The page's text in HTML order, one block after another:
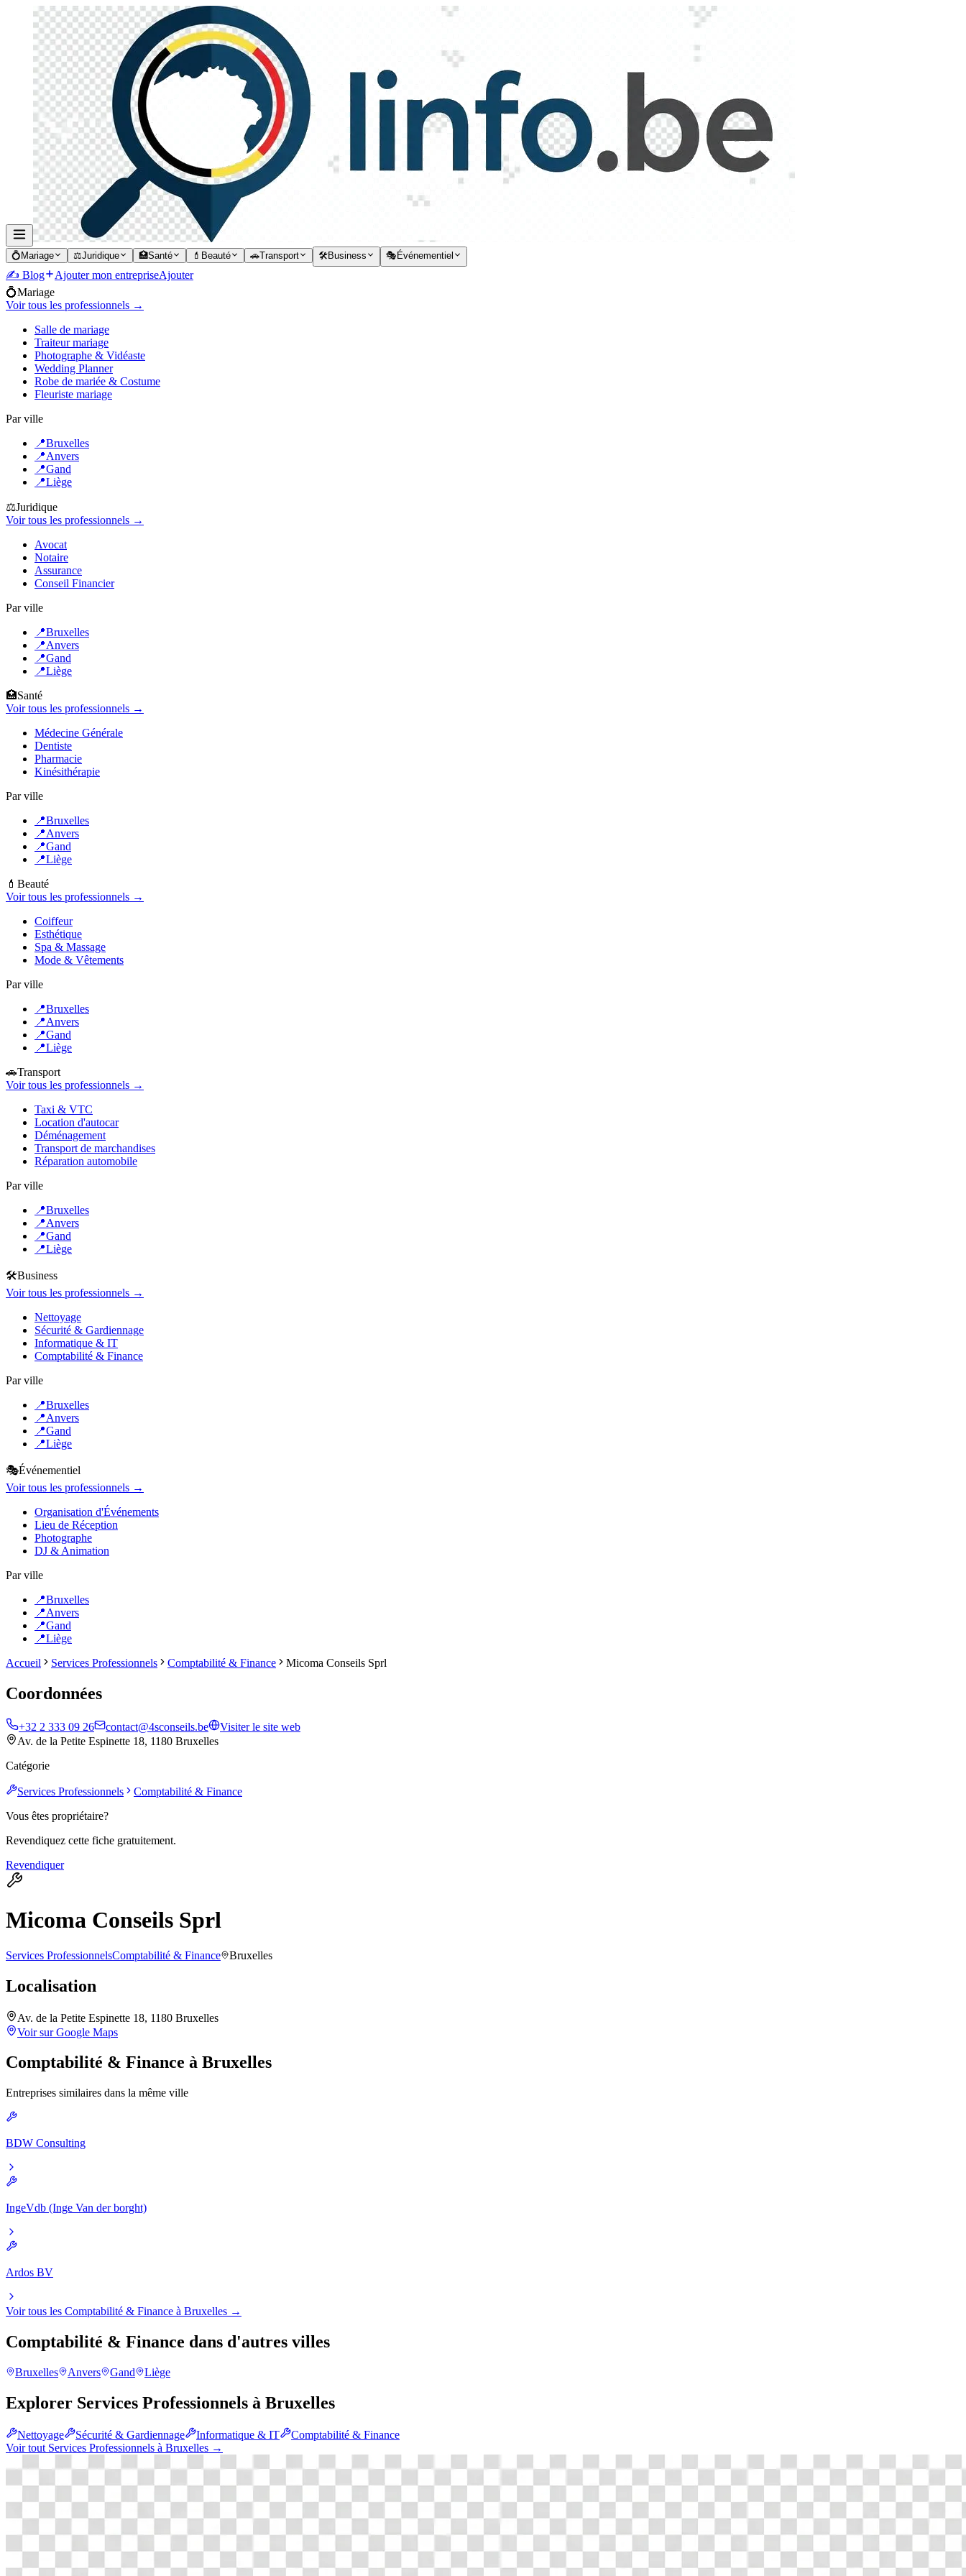
💍 Mariage ⚖️Juridique 🏥Santé 💄 Beauté 🚗Transport 🛠️Business 🎭 Événementiel
✍️ Blog Ajouter mon entrepriseAjouter
💍Mariage
Voir tous les professionnels →
Salle de mariage
Traiteur mariage
Photographe & Vidéaste
Wedding Planner
Robe de mariée & Costume
Fleuriste mariage
Par ville
📍Bruxelles
📍Anvers
📍Gand
📍Liège
⚖️Juridique
Voir tous les professionnels →
Avocat
Notaire
Assurance
Conseil Financier
Par ville
📍Bruxelles
📍Anvers
📍Gand
📍Liège
🏥Santé
Voir tous les professionnels →
Médecine Générale
Dentiste
Pharmacie
Kinésithérapie
Par ville
📍Bruxelles
📍Anvers
📍Gand
📍Liège
💄 Beauté
Voir tous les professionnels →
Coiffeur
Esthétique
Spa & Massage
Mode & Vêtements
Par ville
📍Bruxelles
📍Anvers
📍Gand
📍Liège
🚗Transport
Voir tous les professionnels →
Taxi & VTC
Location d'autocar
Déménagement
Transport de marchandises
Réparation automobile
Par ville
📍Bruxelles
📍Anvers
📍Gand
📍Liège
🛠️Business
Voir tous les professionnels →
Nettoyage
Sécurité & Gardiennage
Informatique & IT
Comptabilité & Finance
Par ville
📍Bruxelles
📍Anvers
📍Gand
📍Liège
🎭Événementiel
Voir tous les professionnels →
Organisation d'Événements
Lieu de Réception
Photographe
DJ & Animation
Par ville
📍Bruxelles
📍Anvers
📍Gand
📍Liège
Accueil
Services Professionnels Comptabilité & Finance Micoma Conseils Sprl
Coordonnées
+32 2 333 09 26 contact@4sconseils.be
Visiter le site web
Av. de la Petite Espinette 18, 1180 Bruxelles
Catégorie
Services Professionnels
Comptabilité & Finance
Vous êtes propriétaire?
Revendiquez cette fiche gratuitement.
Revendiquer
Micoma Conseils Sprl
Services ProfessionnelsComptabilité & Finance Bruxelles
Localisation
Av. de la Petite Espinette 18, 1180 Bruxelles
Voir sur Google Maps
Comptabilité & Finance à Bruxelles
Entreprises similaires dans la même ville
BDW Consulting
IngeVdb (Inge Van der borght)
Ardos BV
Voir tous les Comptabilité & Finance à Bruxelles →
Comptabilité & Finance dans d'autres villes
Bruxelles Anvers Gand Liège
Explorer Services Professionnels à Bruxelles
Nettoyage Sécurité & Gardiennage Informatique & IT
Comptabilité & Finance
Voir tout Services Professionnels à Bruxelles →